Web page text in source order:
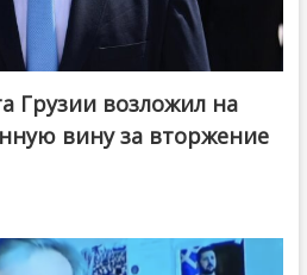
Грузии возложил на
вину за вторжение